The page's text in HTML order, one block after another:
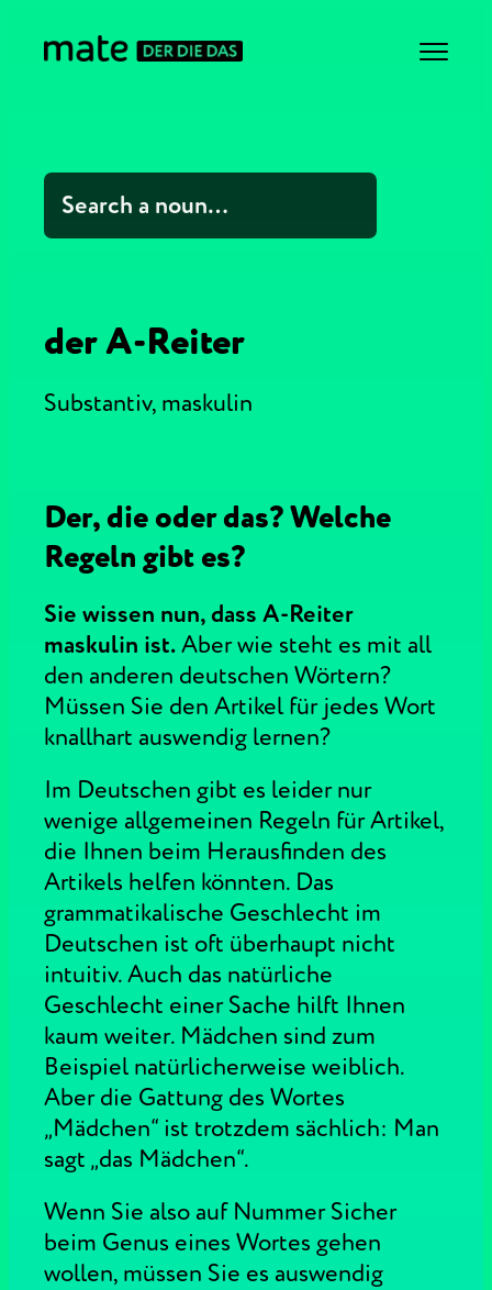
der A-Reiter
Substantiv, maskulin
Der, die oder das? Welche
Regeln gibt es?
Sie wissen nun, dass A-Reiter
maskulin ist.Aber wie steht es mit all
den anderen deutschen Wörtern?
Müssen Sie den Artikel für jedes Wort
knallhart auswendig lernen?
Im Deutschen gibt es leider nur
wenige allgemeinen Regeln für Artikel,
die Ihnen beim Herausfinden des
Artikels helfen könnten. Das
grammatikalische Geschlecht im
Deutschen ist oft überhaupt nicht
intuitiv. Auch das natürliche
Geschlecht einer Sache hilft Ihnen
kaum weiter. Mädchen sind zum
Beispiel natürlicherweise weiblich.
Aber die Gattung des Wortes
„Mädchen“ ist trotzdem sächlich: Man
sagt „das Mädchen“.
Wenn Sie also auf Nummer Sicher
beim Genus eines Wortes gehen
wollen, müssen Sie es auswendig